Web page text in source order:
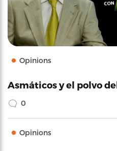
Opinions
Asmáticos y el polvo
0
Opinions